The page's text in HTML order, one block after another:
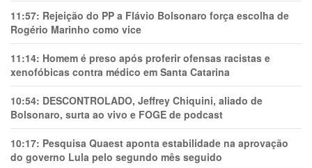
11:57: Rejeição do PP a Flávio Bolsonaro força escolha de
Rogério Marinho como vice
11:14: Homem é preso após proferir ofensas racistas e
xenofóbicas contra médico em Santa Catarina
10:54: DESCONTROLADO, Jeffrey Chiquini, aliado de
Bolsonaro, surta ao vivo e FOGE de podcast
10:17: Pesquisa Quaest aponta estabilidade na aprovação
do governo Lula pelo segundo mês seguido